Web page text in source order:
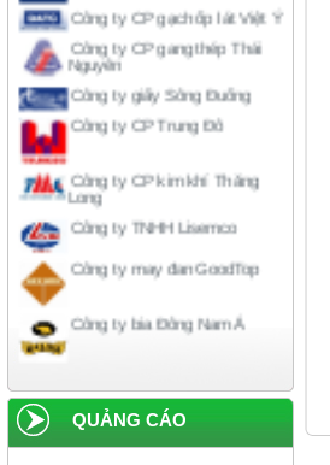
Công ty CP gang thép Thái
Nguyên
Công ty giấy Sông Đuống
Công ty CP Trung Đô
Công ty CP kim khí Thăng
Công ty TNHH Lisemco
Công ty may đan GoodTop
Công ty liên doanh American-
home
Công ty xi măng Hải Phòng
QUẢNG CÁO